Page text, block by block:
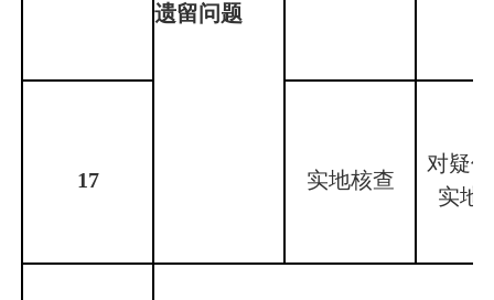
遗留问题
17 实地核查
对疑
实地